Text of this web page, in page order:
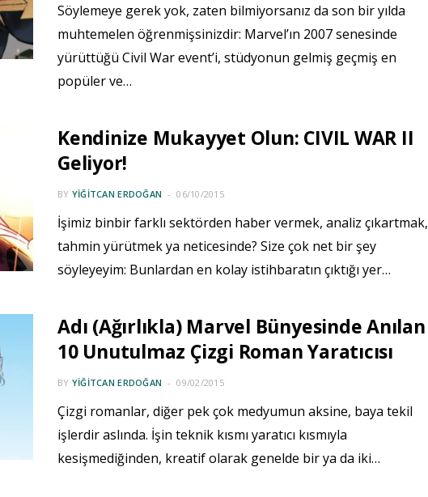
Söylemeye gerek yok, zaten bilmiyorsanız da son bir yılda
muhtemelen öğrenmişsinizdir: Marvel’ın 2007 senesinde
yürüttüğü Civil War event’i, stüdyonun gelmiş geçmiş en
popüler ve…
Kendinize Mukayyet Olun: CIVIL WAR II
Geliyor!
BY YIĞITCAN ERDOĞAN 06/10/2015
İşimiz binbir farklı sektörden haber vermek, analiz çıkartmak,
tahmin yürütmek ya neticesinde? Size çok net bir şey
söyleyeyim: Bunlardan en kolay istihbaratın çıktığı yer…
Adı (Ağırlıkla) Marvel Bünyesinde Anılan
10 Unutulmaz Çizgi Roman Yaratıcısı
BY YIĞITCAN ERDOĞAN 09/02/2015
Çizgi romanlar, diğer pek çok medyumun aksine, baya tekil
işlerdir aslında. İşin teknik kısmı yaratıcı kısmıyla
kesişmediğinden, kreatif olarak genelde bir ya da iki…